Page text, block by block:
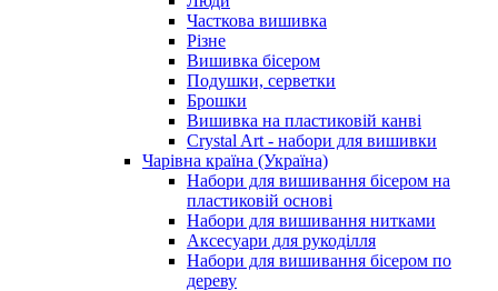
Часткова вишивка
Різне
Вишивка бісером
Подушки, серветки
Брошки
Вишивка на пластиковій канві
Crystal Art - набори для вишивки
Чарівна країна (Україна)
Набори для вишивання бісером на
пластиковій основі
Набори для вишивання нитками
Аксесуари для рукоділля
Набори для вишивання бісером по
дереву